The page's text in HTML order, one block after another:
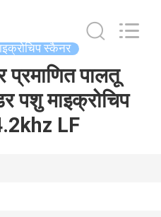
स्कैनर
पालतू
पशु माइक्रोचिप
LF